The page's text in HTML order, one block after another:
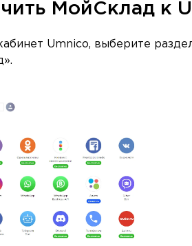
МойСклад к
кабинет Umnico, выберите